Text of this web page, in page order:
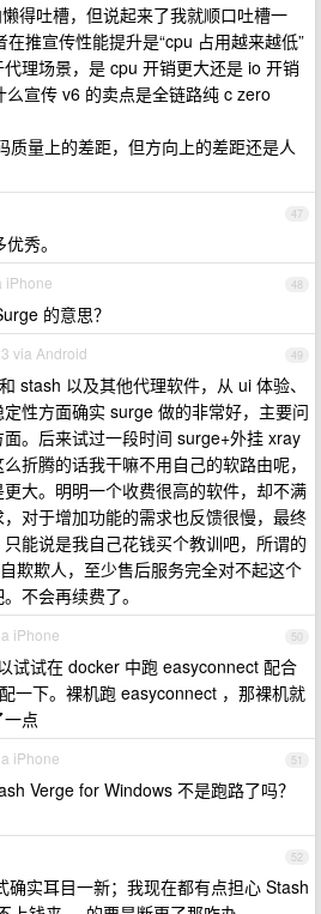
得吐槽，但说起来了我就顺口吐槽一
推宣传性能提升是“cpu 占用越来越低”
理场景，是 cpu 开销更大还是 io 开销
宣传 v6 的卖点是全链路纯 c zero
质量上的差距，但方向上的差距还是人
47
秀。
48
iPhone
的意思？
49
via Android
stash 以及其他代理软件，从 ui 体验、
性方面确实 surge 做的非常好，主要问
。后来试过一段时间 surge+外挂 xray
折腾的话我干嘛不用自己的软路由呢，
大。明明一个收费很高的软件，却不满
对于增加功能的需求也反馈很慢，最终
能说是我自己花钱买个教训吧，所谓的
欺欺人，至少售后服务完全对不起这个
不会再续费了。
50
iPhone
试试在 docker 中跑 easyconnect 配合
一下。裸机跑 easyconnect ，那裸机就
点
51
iPhone
Verge for Windows 不是跑路了吗？
52
确实耳目一新；我现在都有点担心 Stash